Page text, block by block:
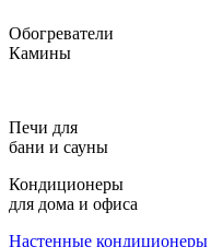
Обогреватели
Камины
Печи для
бани и сауны
Кондиционеры
для дома и офиса
Настенные кондиционеры